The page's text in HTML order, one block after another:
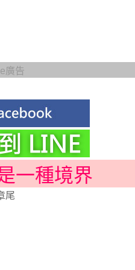
廣告
一種境界
尾